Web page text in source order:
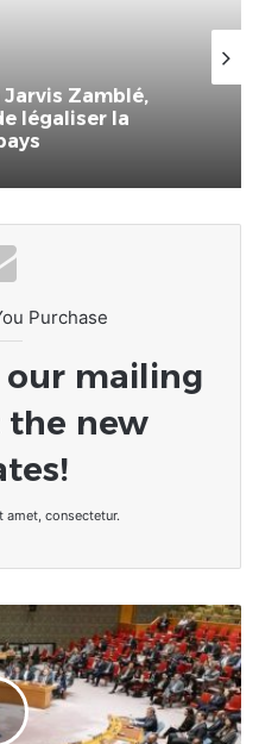
Jarvis Zamblé,
légaliser la
Purchase
our mailing
new
consectetur.